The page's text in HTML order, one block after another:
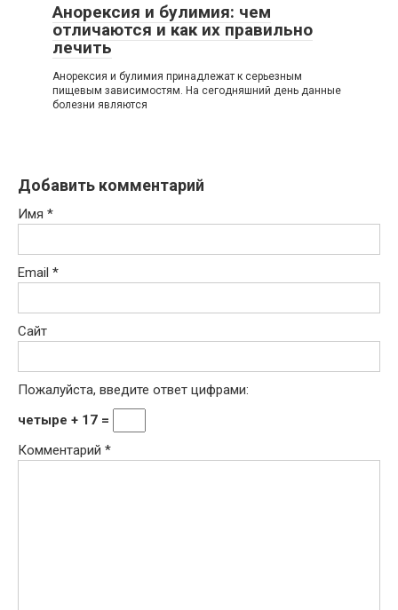
Анорексия и булимия: чем
отличаются и как их правильно
лечить
Анорексия и булимия принадлежат к серьезным
пищевым зависимостям. На сегодняшний день данные
болезни являются
Добавить комментарий
Имя *
Email *
Сайт
Пожалуйста, введите ответ цифрами:
четыре + 17 =
Комментарий *